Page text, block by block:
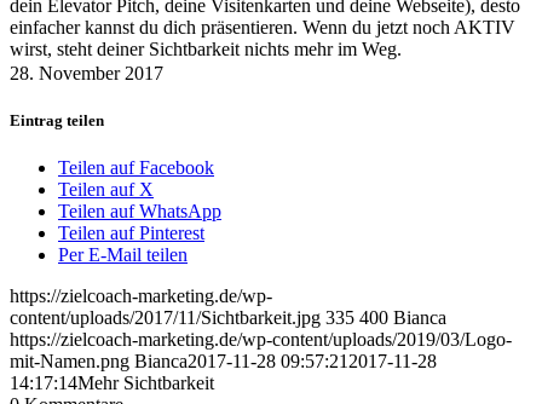
dein Elevator Pitch, deine Visitenkarten und deine Webseite), desto
einfacher kannst du dich präsentieren. Wenn du jetzt noch AKTIV
wirst, steht deiner Sichtbarkeit nichts mehr im Weg.
28. November 2017
Eintrag teilen
Teilen auf Facebook
Teilen auf X
Teilen auf WhatsApp
Teilen auf Pinterest
Per E-Mail teilen
https://zielcoach-marketing.de/wp-
content/uploads/2017/11/Sichtbarkeit.jpg 335 400 Bianca
https://zielcoach-marketing.de/wp-content/uploads/2019/03/Logo-
mit-Namen.png Bianca2017-11-28 09:57:212017-11-28
14:17:14Mehr Sichtbarkeit